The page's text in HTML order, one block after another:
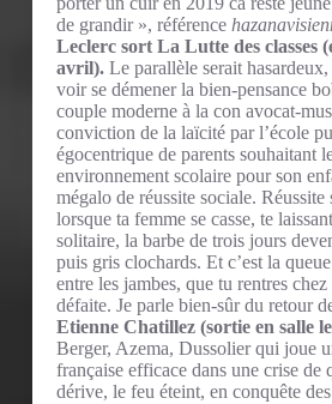
de grandir », référence
Leclerc sort La Lutte des classes
avril). Le parallèle serait
voir se démener la bien-pensance
couple moderne à la con avocat-
conviction de la laïcité par l’école
égocentrique de parents souhaitant
environnement scolaire pour son
mégalo de réussite sociale.
lorsque ta femme se casse, te
solitaire, la barbe de trois jours
puis gris clochards. Et c’est la
entre les jambes, que tu rentres
défaite. Je parle bien-sûr du retour
Etienne Chatillez (sortie en salle
Berger, Azema, Dussolier qui joue
française efficace dans une crise de
dérive, le feu éteint, en conquête